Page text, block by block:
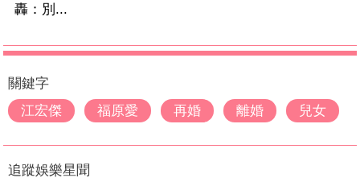
轟：別...
關鍵字
江宏傑
福原愛 再婚 離婚 兒女
追蹤娛樂星聞